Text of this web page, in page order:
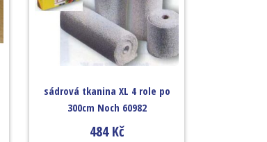
sádrová tkanina XL 4 role po
300cm Noch 60982
484Kč